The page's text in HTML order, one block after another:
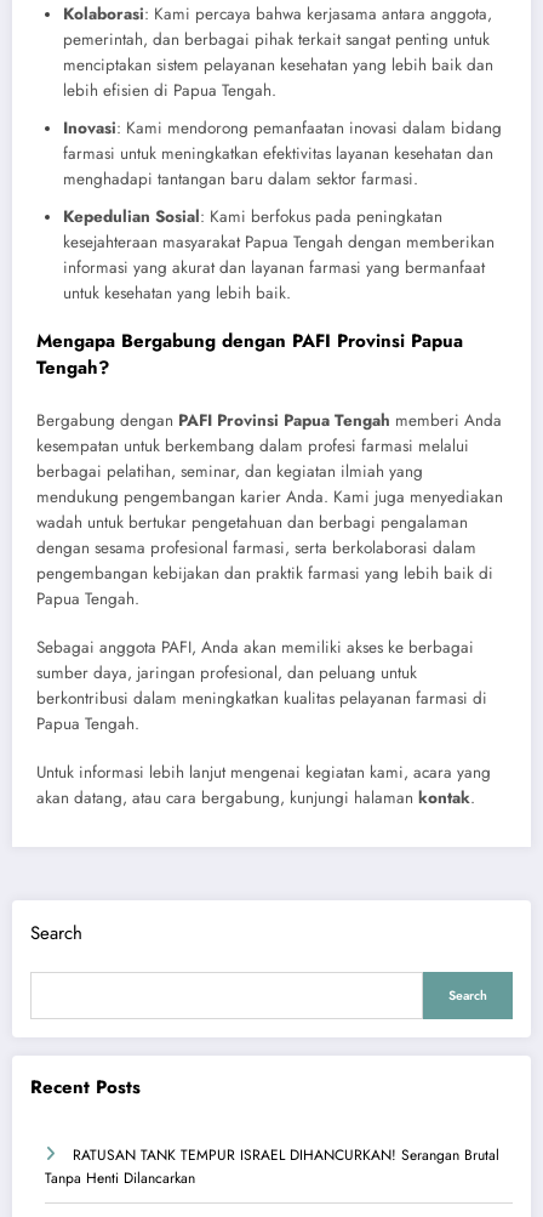
Kolaborasi: Kami percaya bahwa kerjasama antara anggota,
pemerintah, dan berbagai pihak terkait sangat penting untuk
menciptakan sistem pelayanan kesehatan yang lebih baik dan
lebih efisien di Papua Tengah.
Inovasi: Kami mendorong pemanfaatan inovasi dalam bidang
farmasi untuk meningkatkan efektivitas layanan kesehatan dan
menghadapi tantangan baru dalam sektor farmasi.
Kepedulian Sosial: Kami berfokus pada peningkatan
kesejahteraan masyarakat Papua Tengah dengan memberikan
informasi yang akurat dan layanan farmasi yang bermanfaat
untuk kesehatan yang lebih baik.
Mengapa Bergabung dengan PAFI Provinsi Papua
Tengah?
Bergabung dengan PAFI Provinsi Papua Tengah memberi Anda
kesempatan untuk berkembang dalam profesi farmasi melalui
berbagai pelatihan, seminar, dan kegiatan ilmiah yang
mendukung pengembangan karier Anda. Kami juga menyediakan
wadah untuk bertukar pengetahuan dan berbagi pengalaman
dengan sesama profesional farmasi, serta berkolaborasi dalam
pengembangan kebijakan dan praktik farmasi yang lebih baik di
Papua Tengah.
Sebagai anggota PAFI, Anda akan memiliki akses ke berbagai
sumber daya, jaringan profesional, dan peluang untuk
berkontribusi dalam meningkatkan kualitas pelayanan farmasi di
Papua Tengah.
Untuk informasi lebih lanjut mengenai kegiatan kami, acara yang
akan datang, atau cara bergabung, kunjungi halaman kontak.
Search
Search
Recent Posts
RATUSAN TANK TEMPUR ISRAEL DIHANCURKAN! Serangan Brutal
Tanpa Henti Dilancarkan